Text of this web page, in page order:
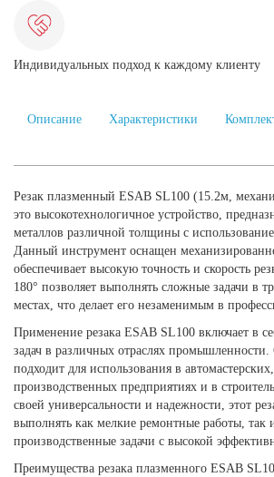
Индивидуальных подход к каждому клиенту
Описание Характеристики
Резак плазменный ESAB SL100 (15.2м,
это высокотехнологичное устройство,
металлов различной толщины с
Данный инструмент оснащен
обеспечивает высокую точность и скорость
180° позволяет выполнять сложные задачи в
местах, что делает его незаменимым в
Применение резака ESAB SL100 включает в
задач в различных отраслях
подходит для использования в
производственных предприятиях и в
своей универсальности и надежности, этот
выполнять как мелкие ремонтные работы, так
производственные задачи с высокой
Преимущества резака плазменного ESAB